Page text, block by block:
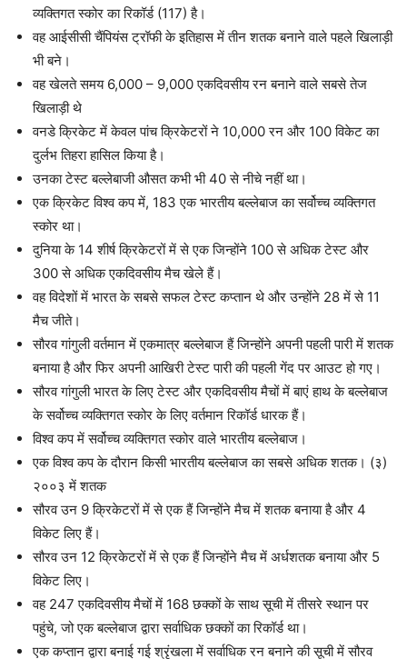
व्यक्तिगत स्कोर का रिकॉर्ड (117) है।
वह आईसीसी चैंपियंस ट्रॉफी के इतिहास में तीन शतक बनाने वाले पहले खिलाड़ी
भी बने।
वह खेलते समय 6,000 – 9,000 एकदिवसीय रन बनाने वाले सबसे तेज
खिलाड़ी थे
वनडे क्रिकेट में केवल पांच क्रिकेटरों ने 10,000 रन और 100 विकेट का
दुर्लभ तिहरा हासिल किया है।
उनका टेस्ट बल्लेबाजी औसत कभी भी 40 से नीचे नहीं था।
एक क्रिकेट विश्व कप में, 183 एक भारतीय बल्लेबाज का सर्वोच्च व्यक्तिगत
स्कोर था।
दुनिया के 14 शीर्ष क्रिकेटरों में से एक जिन्होंने 100 से अधिक टेस्ट और
300 से अधिक एकदिवसीय मैच खेले हैं।
वह विदेशों में भारत के सबसे सफल टेस्ट कप्तान थे और उन्होंने 28 में से 11
मैच जीते।
सौरव गांगुली वर्तमान में एकमात्र बल्लेबाज हैं जिन्होंने अपनी पहली पारी में शतक
बनाया है और फिर अपनी आखिरी टेस्ट पारी की पहली गेंद पर आउट हो गए।
सौरव गांगुली भारत के लिए टेस्ट और एकदिवसीय मैचों में बाएं हाथ के बल्लेबाज
के सर्वोच्च व्यक्तिगत स्कोर के लिए वर्तमान रिकॉर्ड धारक हैं।
विश्व कप में सर्वोच्च व्यक्तिगत स्कोर वाले भारतीय बल्लेबाज।
एक विश्व कप के दौरान किसी भारतीय बल्लेबाज का सबसे अधिक शतक। (३)
२००३ में शतक
सौरव उन 9 क्रिकेटरों में से एक हैं जिन्होंने मैच में शतक बनाया है और 4
विकेट लिए हैं।
सौरव उन 12 क्रिकेटरों में से एक हैं जिन्होंने मैच में अर्धशतक बनाया और 5
विकेट लिए।
वह 247 एकदिवसीय मैचों में 168 छक्कों के साथ सूची में तीसरे स्थान पर
पहुंचे, जो एक बल्लेबाज द्वारा सर्वाधिक छक्कों का रिकॉर्ड था।
एक कप्तान द्वारा बनाई गई श्रृंखला में सर्वाधिक रन बनाने की सूची में सौरव